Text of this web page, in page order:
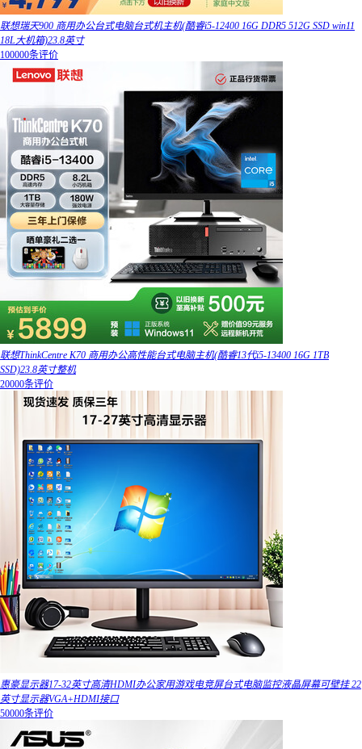
联想瑞天900 商用办公台式电脑台式机主机(酷睿i5-12400 16G DDR5 512G SSD win11
18L大机箱)23.8英寸
100000条评价
联想ThinkCentre K70 商用办公高性能台式电脑主机(酷睿13代i5-13400 16G 1TB
SSD)23.8英寸整机
20000条评价
惠豪显示器17-32英寸高清HDMI办公家用游戏电竞屏台式电脑监控液晶屏幕可壁挂 22
英寸显示器VGA+HDMI接口
50000条评价